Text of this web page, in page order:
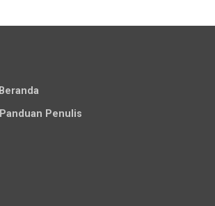
Beranda
Panduan Penulis